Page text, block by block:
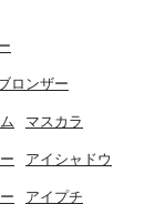
ロンザー
マスカラ
アイシャドウ
アイプチ